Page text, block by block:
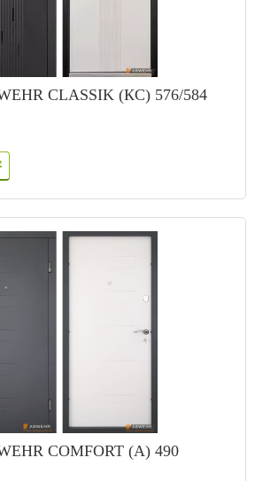
CLASSIK (КС) 576/584
COMFORT (А) 490